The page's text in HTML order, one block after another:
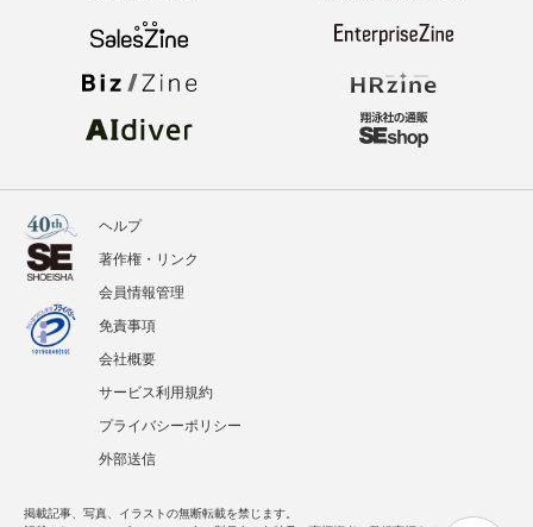
ヘルプ
著作権・リンク
会員情報管理
免責事項
会社概要
サービス利用規約
プライバシーポリシー
外部送信
掲載記事、写真、イラストの無断転載を禁じます。